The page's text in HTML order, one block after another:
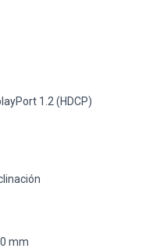
1.2 (HDCP)
mm